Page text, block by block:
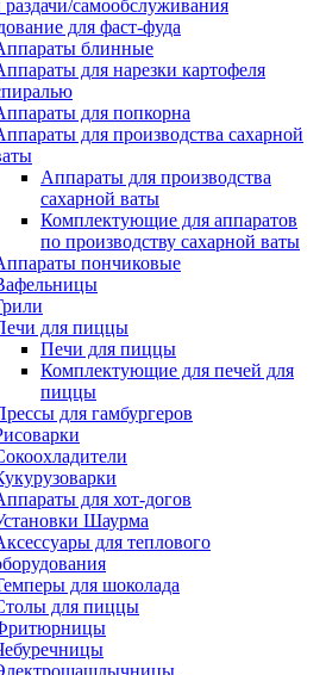
самообслуживания
для фаст-фуда
блинные
для нарезки картофеля
для попкорна
для производства сахарной
Аппараты для производства
сахарной ваты
Комплектующие для аппаратов
по производству сахарной ваты
пончиковые
для пиццы
Печи для пиццы
Комплектующие для печей для
пиццы
для гамбургеров
для хот-догов
Шаурма
для теплового
для шоколада
для пиццы